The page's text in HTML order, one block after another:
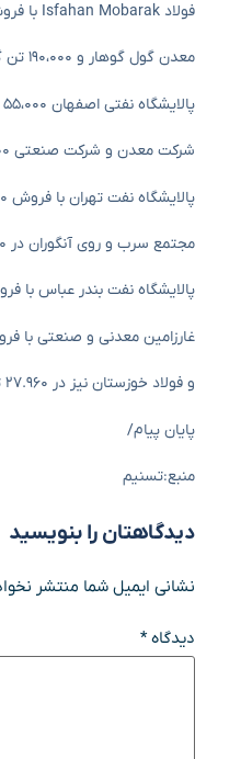
فولاد Isfahan Mobarak با فروش ۸۲.۲۹۰ تن آرگون ، تختخواب و انواع ورق به ارزش ۲،۹۸۳ میلیارد تومانس دوم شد.
معدن گول گوهار و ۱۹۰،۰۰۰ تن گلوله سنگ آهن به ارزش ۱،۴۵۶ میلیارد تومانس در رده سوم قرار گرفت.
پالایشگاه نفتی اصفهان ۵۵،۰۰۰ تن برش و باتوم خلاء به ارزش ۱،۴۴۹ میلیارد تومانس فروخت و در رده چهارم قرار گرفت.
شرکت معدن و شرکت صنعتی Chadelmu 190،۰۰۰ تن گلوله های شکوفا ، کنسانتره و سنگ آهن به ارزش ۱،۳۴۵ میلیارد تومانس معامله کرد.
پالایشگاه نفت تهران با فروش ۴۶۰۰۰ تن گوگرد گرانول ، برش و خلاء به ارزش ۱،۱۵۰ میلیارد تومانس ششم بود.
مجتمع سرب و روی آنگوران در ۳۹.۵۰۰ تن خاک به ارزش ۱۱۱۱۱۲ میلیارد تومانس معامله شد.
پالایشگاه نفت بندر عباس با فروش ۴۰،۰۰۰ تن باتوم خلاء به ارزش ۹۹۳ میلیارد تومانس
غارزامین معدنی و صنعتی با فروش ۱۴۰،۰۰۰ تن گلوله های سنگ آهن و آهن به ارزش ۸۹۹ میلیارد تومن در رده
و فولاد خوزستان نیز در ۲۷.۹۶۰ تن آرگون ، آهن اسفنجی ، تختخواب و شمش به ارزش ۸۳۹ میلیارد تومانس معامله کرد.
پایان پیام/
منبع:تسنیم
دیدگاهتان را بنویسید
نشانی ایمیل شما منتشر
دیدگاه*